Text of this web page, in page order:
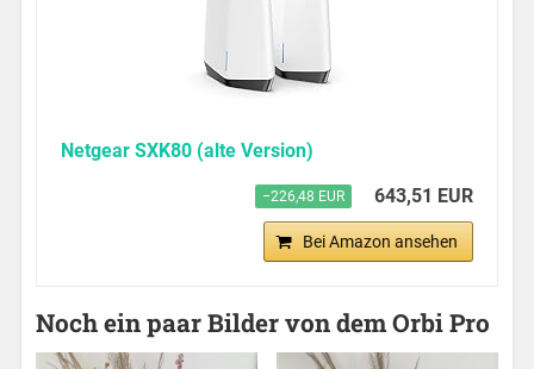
Netgear SXK80 (alte Version)
−226,48 EUR 643,51 EUR
Bei Amazon ansehen
Noch ein paar Bilder von dem Orbi Pro